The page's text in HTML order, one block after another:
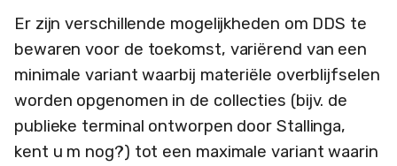
Er zijn verschillende mogelijkheden om DDS te
bewaren voor de toekomst, variërend van een
minimale variant waarbij materiële overblijfselen
worden opgenomen in de collecties (bijv. de
publieke terminal ontworpen door Stallinga,
kent u m nog?) tot een maximale variant waarin